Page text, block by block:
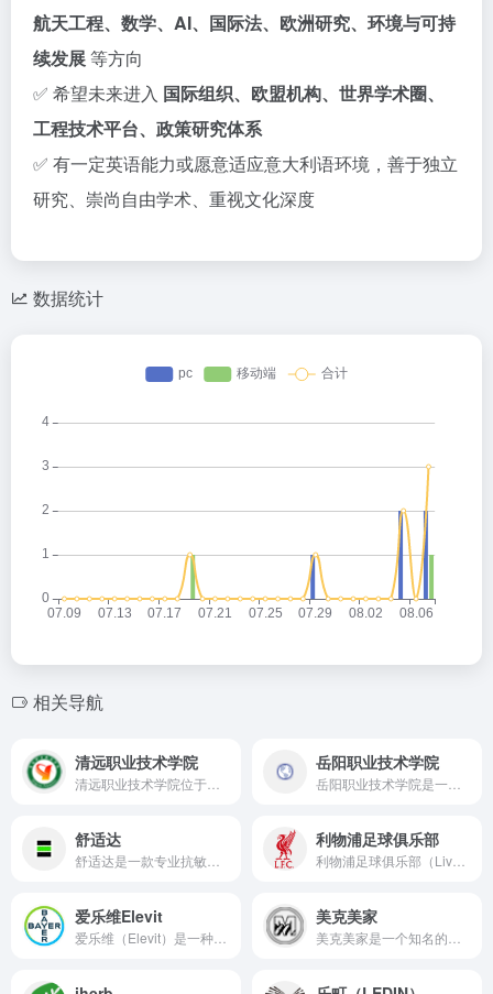
航天工程、数学、AI、国际法、欧洲研究、环境与可持
续发展 等方向
✅ 希望未来进入 国际组织、欧盟机构、世界学术圈、
工程技术平台、政策研究体系
✅ 有一定英语能力或愿意适应意大利语环境，善于独立
研究、崇尚自由学术、重视文化深度
数据统计
相关导航
清远职业技术学院 岳阳职业技术学院
舒适达 利物浦足球俱乐部
爱乐维Elevit 美克美家